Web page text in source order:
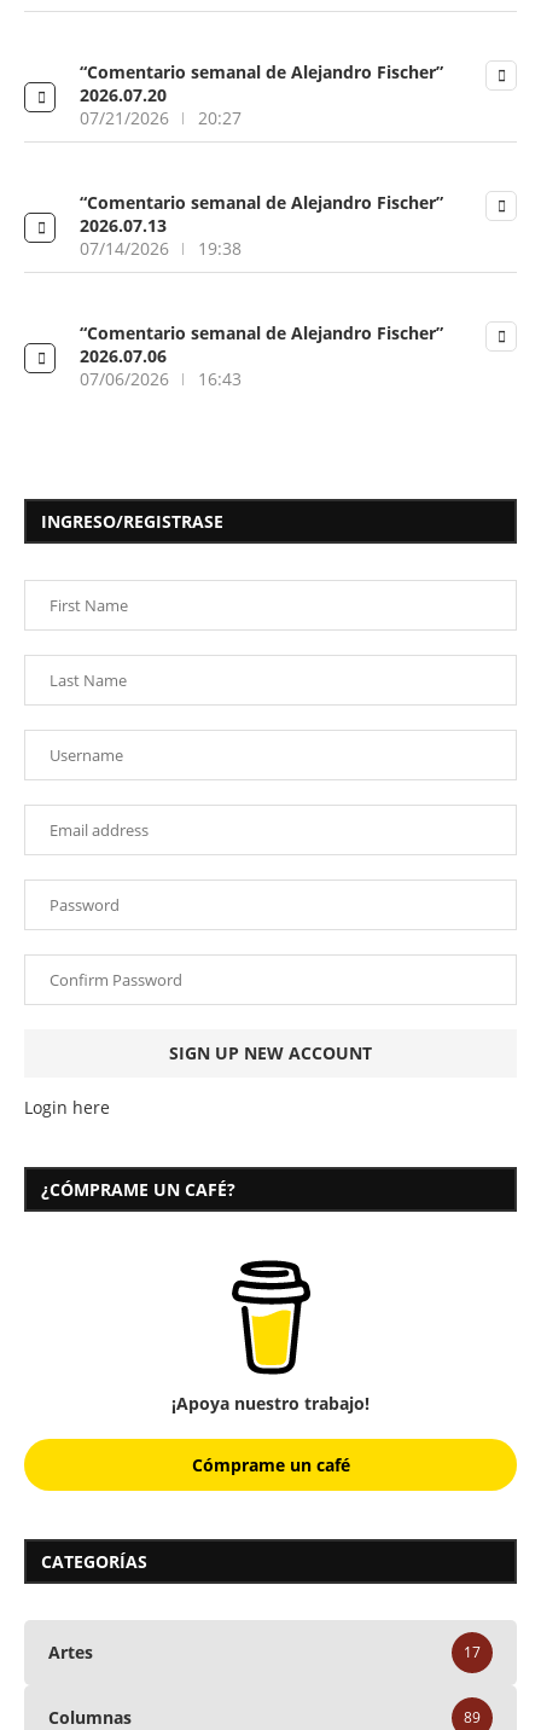
“Comentario semanal de Alejandro Fischer”
2026.07.20
07/21/2026
20:27
“Comentario semanal de Alejandro Fischer”
2026.07.13
07/14/2026
19:38
“Comentario semanal de Alejandro Fischer”
2026.07.06
07/06/2026
16:43
INGRESO/REGISTRASE
Login here
¿CÓMPRAME UN CAFÉ?
¡Apoya nuestro trabajo!
Cómprame un café
CATEGORÍAS
Artes 17
Columnas 89